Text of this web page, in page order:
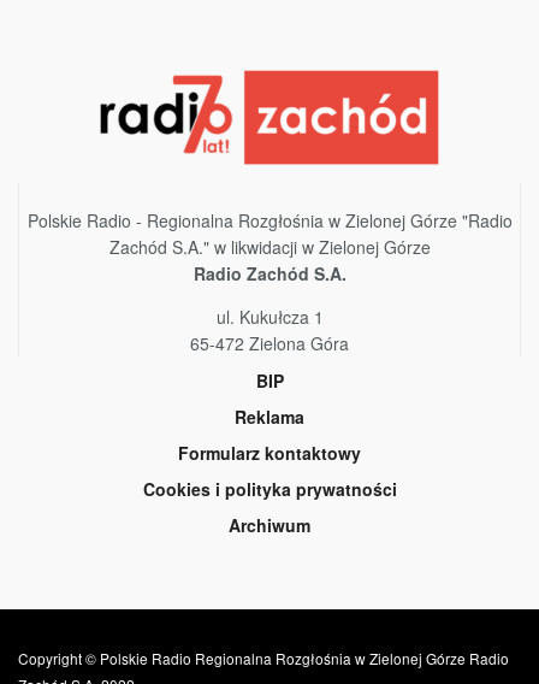
Polskie Radio - Regionalna Rozgłośnia w Zielonej Górze "Radio
Zachód S.A." w likwidacji w Zielonej Górze
Radio Zachód S.A.
ul. Kukułcza 1
65-472 Zielona Góra
BIP
Reklama
Formularz kontaktowy
Cookies i polityka prywatności
Archiwum
Copyright © Polskie Radio Regionalna Rozgłośnia w Zielonej Górze Radio